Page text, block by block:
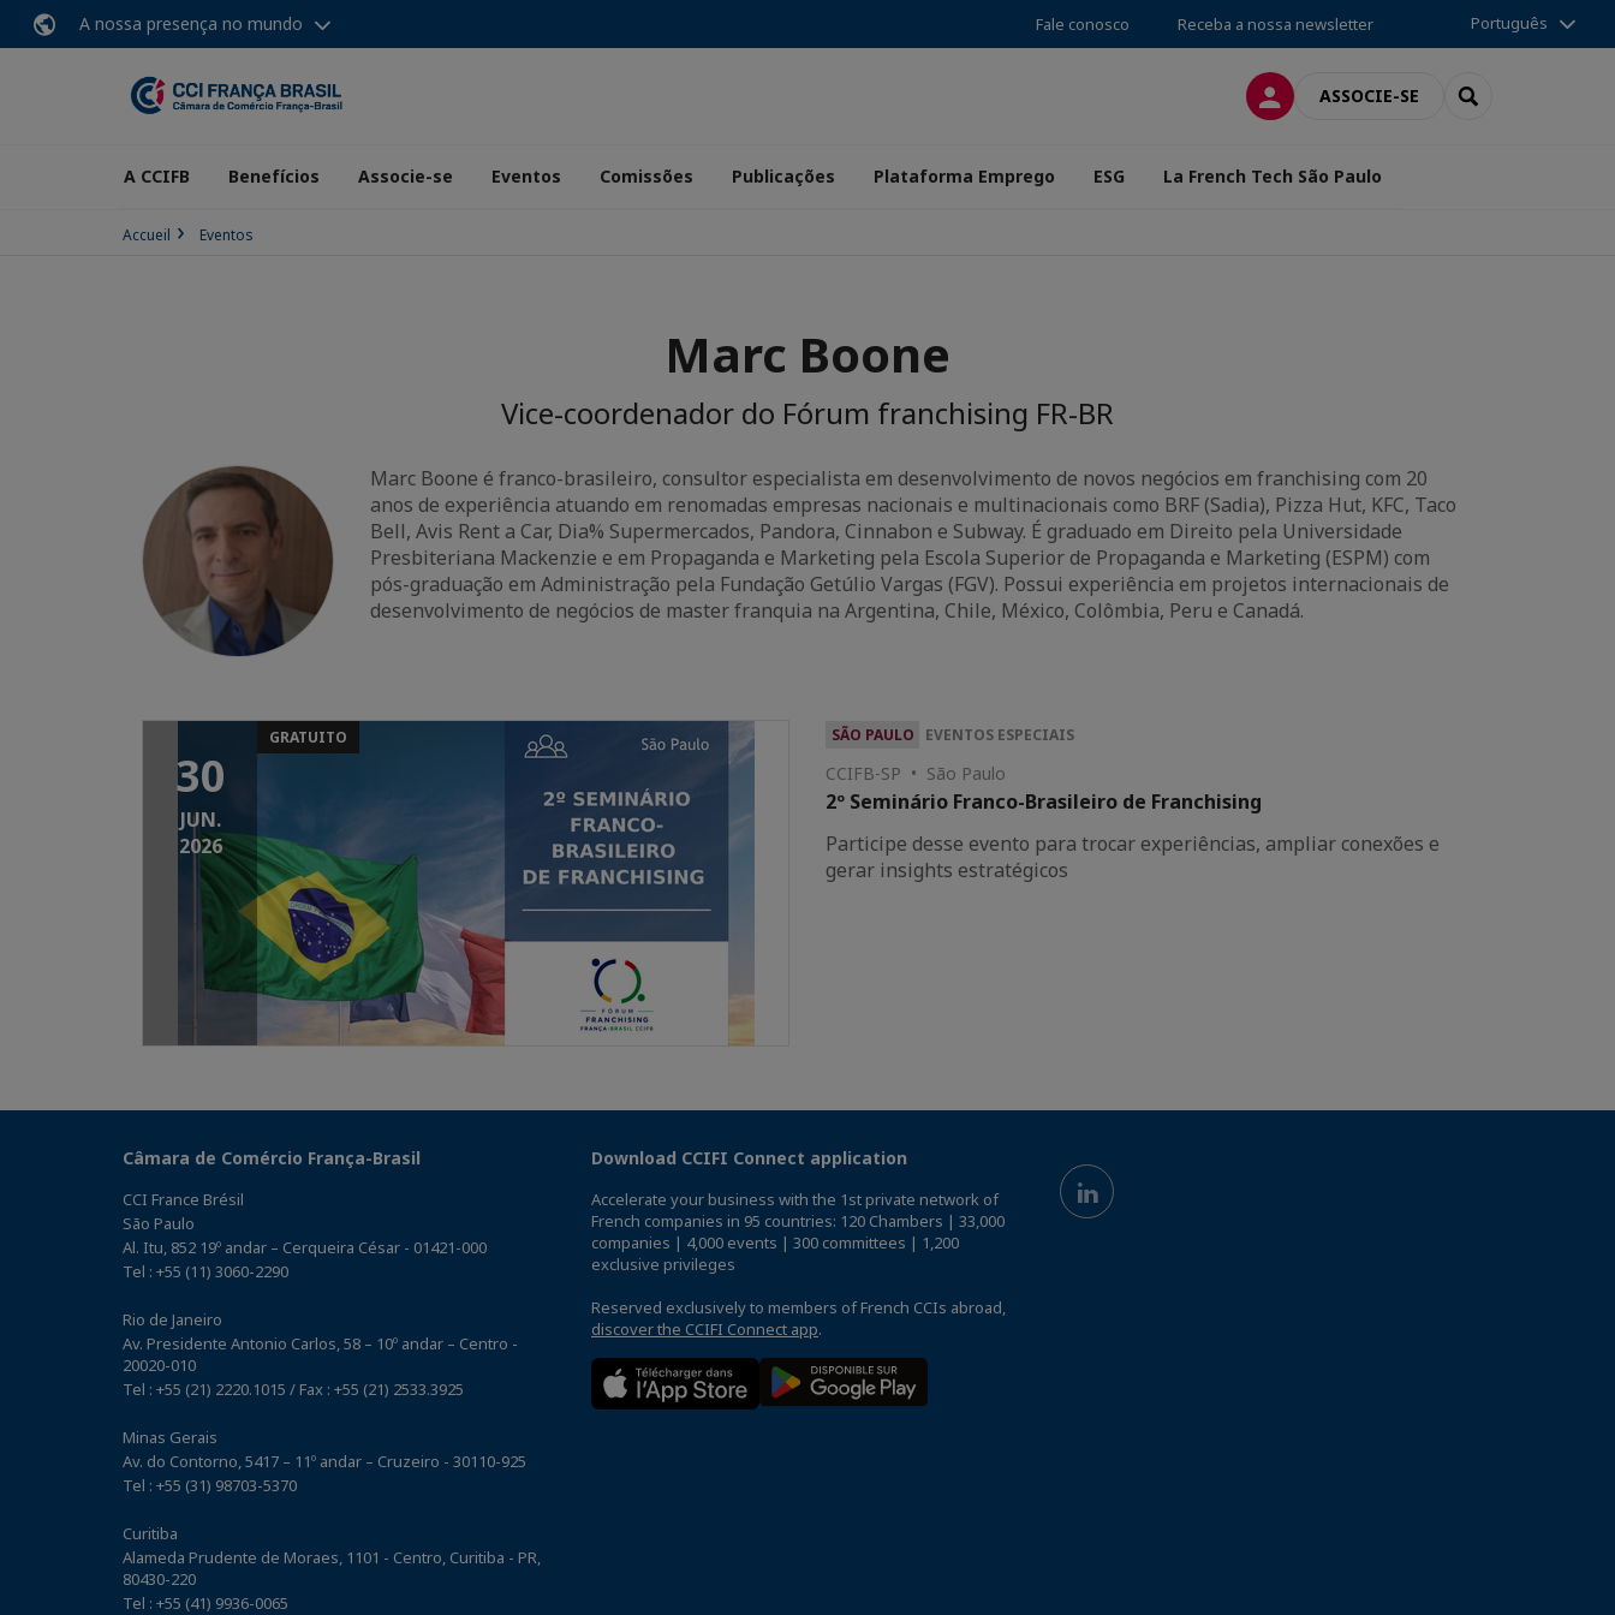
A nossa presença no mundo Fale conosco Receba a nossa newsletter Português
CONEXÃOASSOCIE-SE SEARCH
A CCIFB Benefícios Associe-se Eventos Comissões Publicações Plataforma Emprego ESG La French Tech São Paulo
Accueil Eventos
Marc Boone
Vice-coordenador do Fórum franchising FR-BR
Marc Boone é franco-brasileiro, consultor especialista em desenvolvimento de novos negócios em franchising com 20
anos de experiência atuando em renomadas empresas nacionais e multinacionais como BRF (Sadia), Pizza Hut, KFC, Taco
Bell, Avis Rent a Car, Dia% Supermercados, Pandora, Cinnabon e Subway. É graduado em Direito pela Universidade
Presbiteriana Mackenzie e em Propaganda e Marketing pela Escola Superior de Propaganda e Marketing (ESPM) com
pós-graduação em Administração pela Fundação Getúlio Vargas (FGV). Possui experiência em projetos internacionais de
desenvolvimento de negócios de master franquia na Argentina, Chile, México, Colômbia, Peru e Canadá.
30
JUN.
2026
GRATUITO SÃO PAULO EVENTOS ESPECIAIS
CCIFB-SP • São Paulo
2º Seminário Franco-Brasileiro de Franchising
Participe desse evento para trocar experiências, ampliar conexões e
gerar insights estratégicos
Câmara de Comércio França-Brasil
CCI France Brésil
São Paulo
Al. Itu, 852 19º andar – Cerqueira César - 01421-000
Tel : +55 (11) 3060-2290
Rio de Janeiro
Av. Presidente Antonio Carlos, 58 – 10º andar – Centro -
20020-010
Tel : +55 (21) 2220.1015 / Fax : +55 (21) 2533.3925
Minas Gerais
Av. do Contorno, 5417 – 11º andar – Cruzeiro - 30110-925
Tel : +55 (31) 98703-5370
Curitiba
Alameda Prudente de Moraes, 1101 - Centro, Curitiba - PR,
80430-220
Tel : +55 (41) 9936-0065
Download CCIFI Connect application
Accelerate your business with the 1st private network of
French companies in 95 countries: 120 Chambers | 33,000
companies | 4,000 events | 300 committees | 1,200
exclusive privileges
Reserved exclusively to members of French CCIs abroad,
discover the CCIFI Connect app.